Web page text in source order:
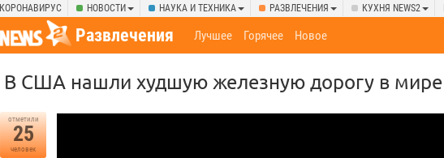
КОРОНАВИРУС НОВОСТИ НАУКА И ТЕХНИКА РАЗВЛЕЧЕНИЯ КУХНЯ NEWS2
Развлечения Лучшее Горячее Новое
В США нашли худшую железную дорогу в мире
отметили
25
человек